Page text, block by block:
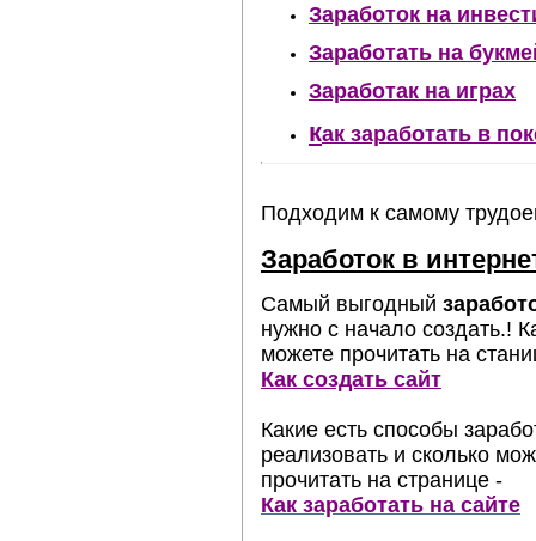
Заработок на
Заработать на
Заработак на играх
как заработать в
Подходим к самому
Заработок в
Самый выгодный
нужно с начало создать.!
можете прочитать на
Как создать сайт
Какие есть способы
реализовать и сколько
прочитать на странице -
Как заработать на сайте